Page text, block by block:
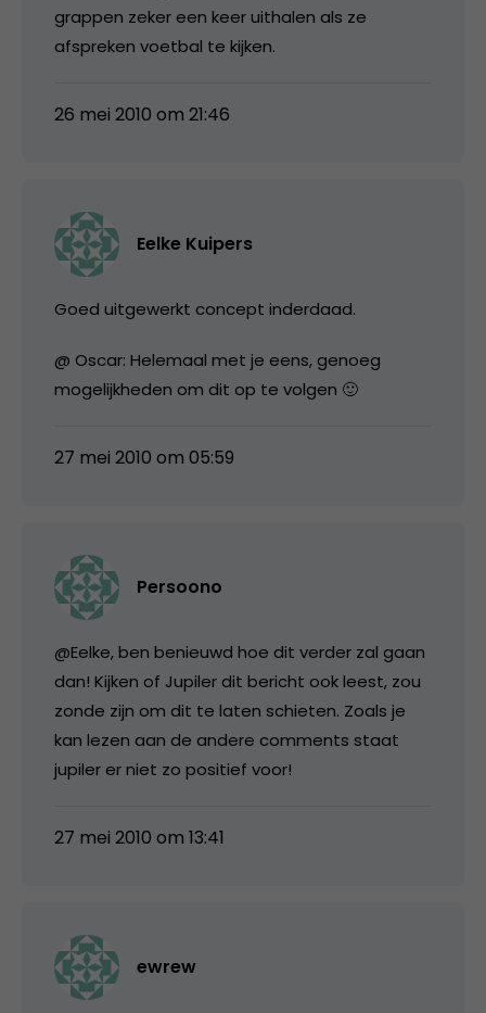
grappen zeker een keer uithalen als ze
afspreken voetbal te kijken.
26 mei 2010 om 21:46
Eelke Kuipers
Goed uitgewerkt concept inderdaad.
@ Oscar: Helemaal met je eens, genoeg
mogelijkheden om dit op te volgen 🙂
27 mei 2010 om 05:59
Persoono
@Eelke, ben benieuwd hoe dit verder zal gaan
dan! Kijken of Jupiler dit bericht ook leest, zou
zonde zijn om dit te laten schieten. Zoals je
kan lezen aan de andere comments staat
jupiler er niet zo positief voor!
27 mei 2010 om 13:41
ewrew